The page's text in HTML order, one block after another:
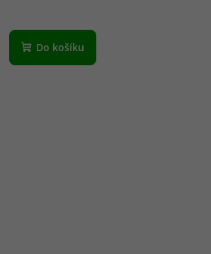
Do košíku